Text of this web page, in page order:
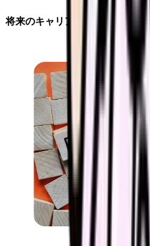
将来のキャリアビジョンと貢献